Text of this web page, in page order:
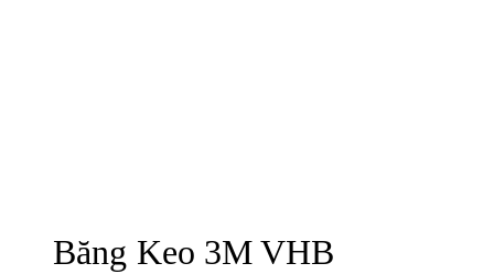
Băng Keo 3M VHB